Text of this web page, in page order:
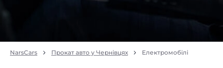
NarsCars Прокат авто у Чернівцях Електромобілі